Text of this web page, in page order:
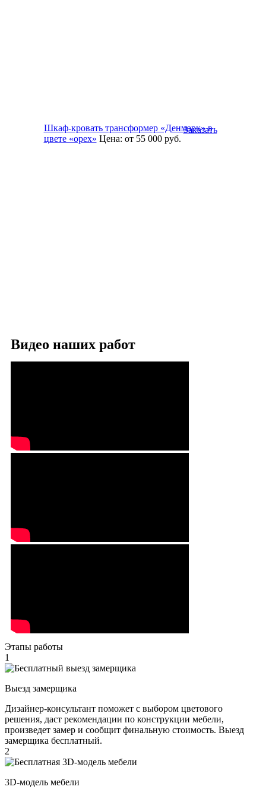
Шкаф-кровать трансформер «Денмарк» в
цвете «орех» Цена: от 55 000руб.
Заказать
Видео наших работ
Этапы работы
1
Выезд замерщика
Дизайнер-консультант поможет с выбором цветового
решения, даст рекомендации по конструкции мебели,
произведет замер и сообщит финальную стоимость. Выезд
замерщика бесплатный.
2
3D-модель мебели